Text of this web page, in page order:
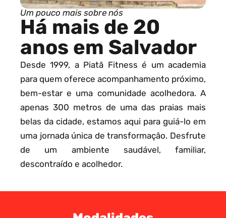
Um pouco mais sobre nós
Há mais de 20
anos em Salvador
Desde 1999, a Piatã Fitness é um academia
para quem oferece acompanhamento próximo,
bem-estar e uma comunidade acolhedora. A
apenas 300 metros de uma das praias mais
belas da cidade, estamos aqui para guiá-lo em
uma jornada única de transformação. Desfrute
de um ambiente saudável, familiar,
descontraído e acolhedor.